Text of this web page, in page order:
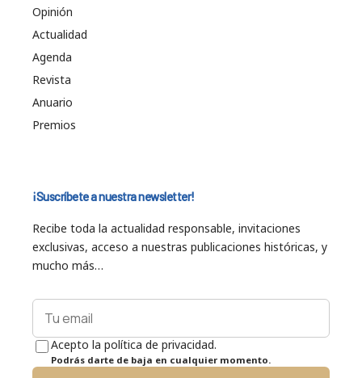
Opinión
Actualidad
Agenda
Revista
Anuario
Premios
¡Suscríbete a nuestra newsletter!
Recibe toda la actualidad responsable, invitaciones
exclusivas, acceso a nuestras publicaciones históricas, y
mucho más…
Acepto la política de privacidad.
Podrás darte de baja en cualquier momento.